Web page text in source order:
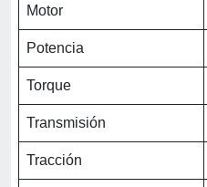
Motor
Potencia
Torque
Transmisión
Tracción